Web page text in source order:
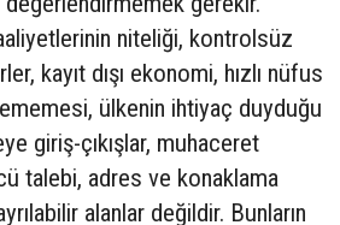
niteliği, kontrolsüz
kayıt dışı ekonomi, hızlı nüfus
ülkenin ihtiyaç duyduğu
giriş-çıkışlar, muhaceret
talebi, adres ve konaklama
alanlar değildir. Bunların